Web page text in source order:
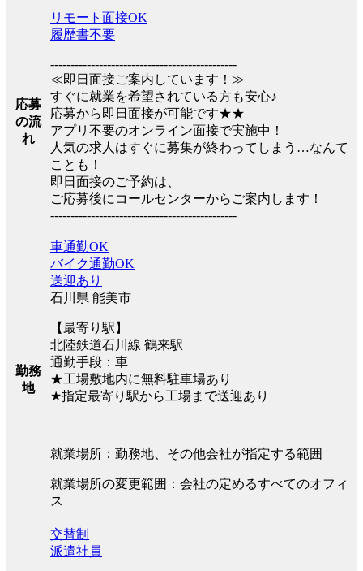
応募
の流
れ
リモート面接OK
履歴書不要
----------------------------------------------
≪即日面接ご案内しています！≫
すぐに就業を希望されている方も安心♪
応募から即日面接が可能です★★
アプリ不要のオンライン面接で実施中！
人気の求人はすぐに募集が終わってしまう…なんて
ことも！
即日面接のご予約は、
ご応募後にコールセンターからご案内します！
----------------------------------------------
勤務
地
車通勤OK
バイク通勤OK
送迎あり
石川県 能美市
【最寄り駅】
北陸鉄道石川線 鶴来駅
通勤手段：車
★工場敷地内に無料駐車場あり
★指定最寄り駅から工場まで送迎あり
就業場所：勤務地、その他会社が指定する範囲
就業場所の変更範囲：会社の定めるすべてのオフィ
ス
交替制
派遣社員